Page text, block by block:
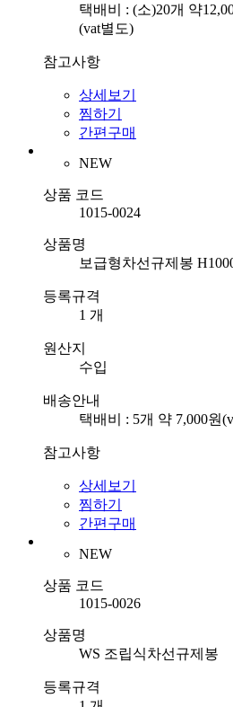
택배비 : (소)20개 약
(vat별도)
참고사항
상세보기
찜하기
간편구매
NEW
상품 코드
1015-0024
상품명
보급형차선규제봉
등록규격
1 개
원산지
수입
배송안내
택배비 : 5개 약 7,000원
참고사항
상세보기
찜하기
간편구매
NEW
상품 코드
1015-0026
상품명
WS 조립식차선규제봉
등록규격